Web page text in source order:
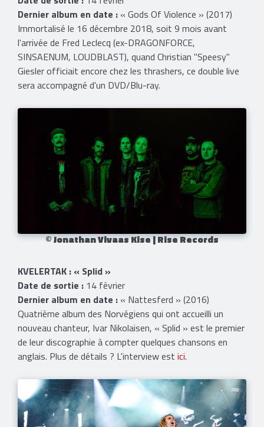
Dernier album en date : « Gods Of Violence » (2017)
Immortalisé le 16 décembre 2018, soit 9 mois avant
l'arrivée de Fred Leclecq (ex-DRAGONFORCE,
SINSAENUM, LOUDBLAST), quand Christian "Speesy"
Giesler officiait encore chez les thrashers, ce double live
sera accompagné d'un DVD/Blu-ray.
© Jonathan Vivaas Kise | Rise Records
KVELERTAK : « Splid »
Date de sortie : 14 février
Dernier album en date : « Nattesferd » (2016)
Quatrième album des Norvégiens qui ont accueilli un
nouveau chanteur, Ivar Nikolaisen, « Splid » est le premier
de leur discographie à compter quelques chansons en
anglais. Plus de détails ? L'interview est ici.